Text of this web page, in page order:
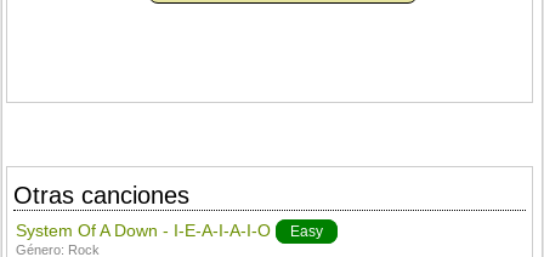
Otras canciones
System Of A Down - I-E-A-I-A-I-O Easy
Género: Rock